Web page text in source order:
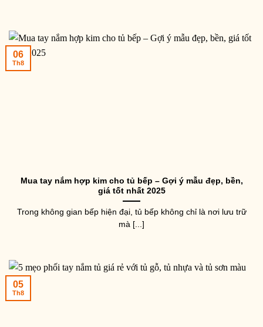
Mua tay nắm hợp kim cho tủ bếp – Gợi ý mẫu đẹp, bền,
giá tốt nhất 2025
Trong không gian bếp hiện đại, tủ bếp không chỉ là nơi lưu trữ
mà [...]
06
Th8
05
Th8